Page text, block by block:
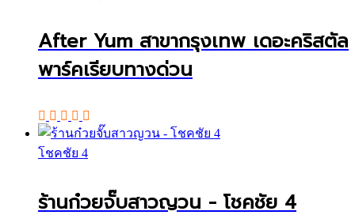
After Yum สาขากรุงเทพ เดอะคริสตัล
พาร์คเรียบทางด่วน
โชคชัย 4
ร้านก๋วยจั๊บสาวญวน - โชคชัย 4